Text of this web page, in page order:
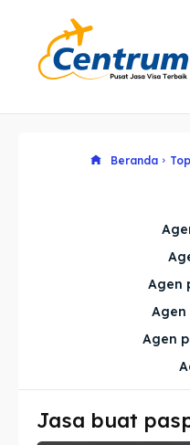
Explore
Imta
Explore
Imta
Beranda
Agen
Agen
Jasa buat